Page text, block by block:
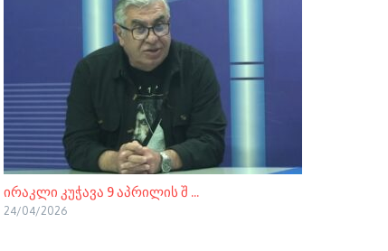
ირაკლი კუჭავა 9 აპრილის შ ...
24/04/2026